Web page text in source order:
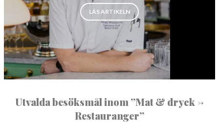
NORBERG
SALA
SKINNSKATTEBERG
SURAHAMMAR
VÄSTERÅS
Sök
LÄS ARTIKELN”TILL BORDS PÅ STEAM HOTEL”
Utvalda besöksmål inom ”Mat & dryck ->
Restauranger”